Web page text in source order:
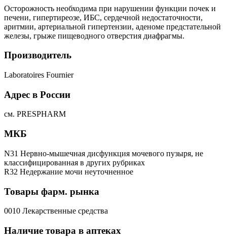
Осторожность необходима при нарушении функции почек и
печени, гипертиреозе, ИБС, сердечной недостаточности,
аритмии, артериальной гипертензии, аденоме предстательной
железы, грыже пищеводного отверстия диафрагмы.
Производитель
Laboratoires Fournier
Адрес в России
см. PRESPHARM
МКБ
N31 Нервно-мышечная дисфункция мочевого пузыря, не
классифицированная в других рубриках
R32 Недержание мочи неуточненное
Товары фарм. рынка
0010 Лекарственные средства
Наличие товара в аптеках